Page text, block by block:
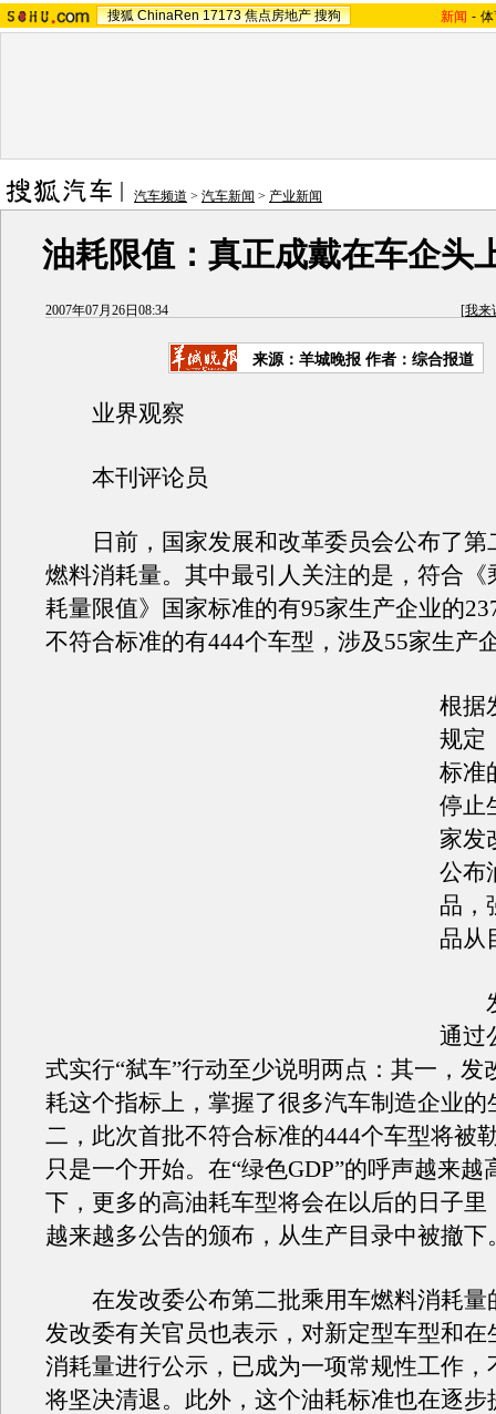
搜狐 ChinaRen 17173 焦点房地产 搜狗 新闻 -
汽车频道 > 汽车新闻 > 产业新闻
油耗限值：真正成戴在车企头
2007年07月26日08:34 [我来
来源：羊城晚报 作者：综合报道
业界观察
本刊评论员
日前，国家发展和改革委员会公布了第
燃料消耗量。其中最引人关注的是，符合《
耗量限值》国家标准的有95家生产企业的
不符合标准的有444个车型，涉及55家生产
根据
规定
标准
停止
家发
公布
品，
品从
发
通过
式实行“弑车”行动至少说明两点：其一，发
耗这个指标上，掌握了很多汽车制造企业的
二，此次首批不符合标准的444个车型将被
只是一个开始。在“绿色GDP”的呼声越来越
下，更多的高油耗车型将会在以后的日子里
越来越多公告的颁布，从生产目录中被撤下
在发改委公布第二批乘用车燃料消耗量
发改委有关官员也表示，对新定型车型和在
消耗量进行公示，已成为一项常规性工作，
将坚决清退。此外，这个油耗标准也在逐步